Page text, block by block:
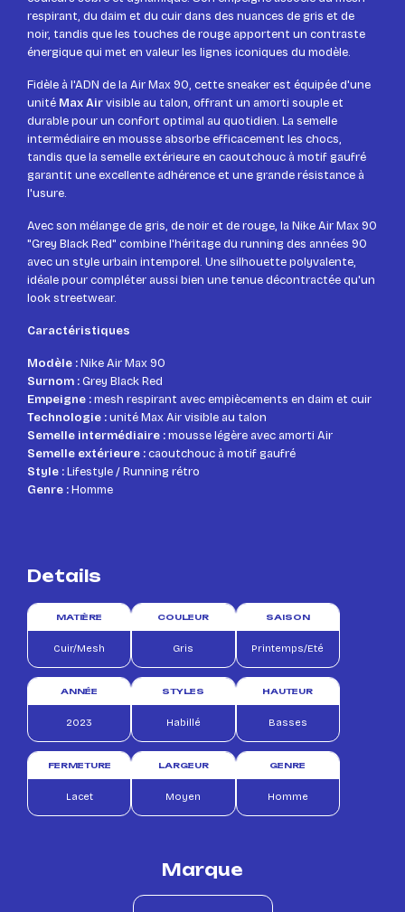
respirant, du daim et du cuir dans des nuances de gris et de
noir, tandis que les touches de rouge apportent un contraste
énergique qui met en valeur les lignes iconiques du modèle.
Fidèle à l'ADN de la Air Max 90, cette sneaker est équipée d'une
unité Max Airvisible au talon, offrant un amorti souple et
durable pour un confort optimal au quotidien. La semelle
intermédiaire en mousse absorbe efficacement les chocs,
tandis que la semelle extérieure en caoutchouc à motif gaufré
garantit une excellente adhérence et une grande résistance à
l'usure.
Avec son mélange de gris, de noir et de rouge, la Nike Air Max 90
"Grey Black Red" combine l'héritage du running des années 90
avec un style urbain intemporel. Une silhouette polyvalente,
idéale pour compléter aussi bien une tenue décontractée qu'un
look streetwear.
Caractéristiques
Modèle :Nike Air Max 90
Surnom :Grey Black Red
Empeigne :mesh respirant avec empiècements en daim et cuir
Technologie :unité Max Air visible au talon
Semelle intermédiaire :mousse légère avec amorti Air
Semelle extérieure :caoutchouc à motif gaufré
Style :Lifestyle / Running rétro
Genre :Homme
Details
MATIÈRE
Cuir/Mesh
COULEUR
Gris
SAISON
Printemps/Eté
ANNÉE
2023
STYLES
Habillé
HAUTEUR
Basses
FERMETURE
Lacet
LARGEUR
Moyen
GENRE
Homme
Marque